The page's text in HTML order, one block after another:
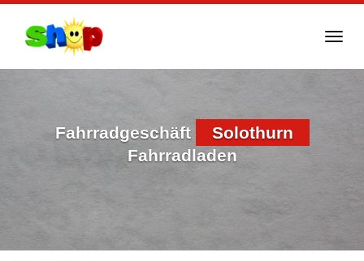
Fahrradgeschäft
Solothurn
Fahrradladen